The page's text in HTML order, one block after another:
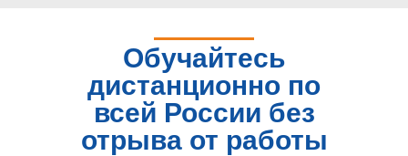
Обучайтесь
дистанционно по
всей России без
отрыва от работы